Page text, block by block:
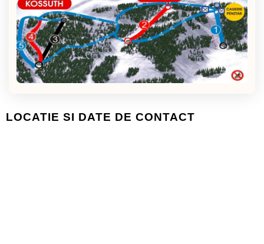
LOCATIE SI DATE DE CONTACT